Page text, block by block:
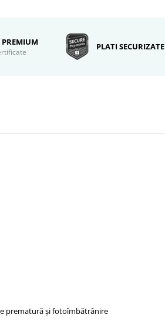
PREMIUM PLATI SECURIZATE
prematură și fotoîmbătrânire